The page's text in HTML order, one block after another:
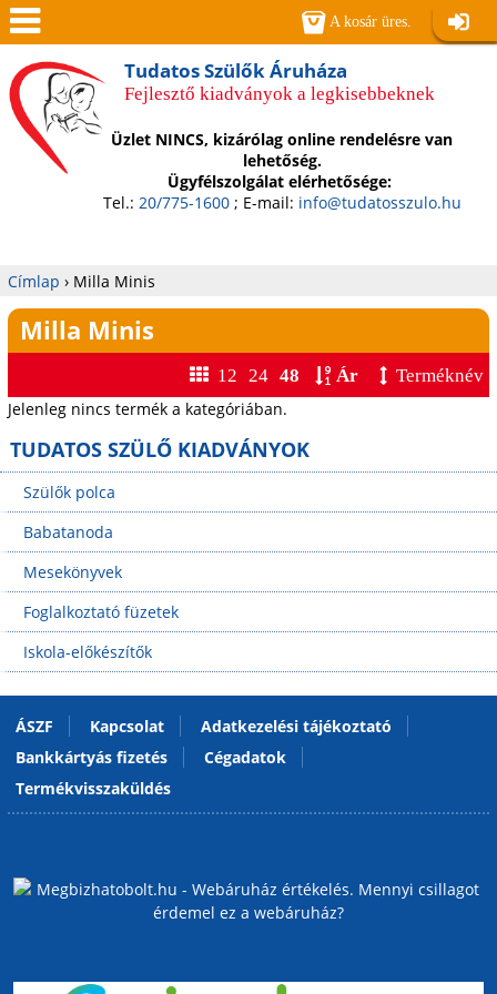
Jump to navigation
Tudatos Szülők Áruháza
Fejlesztő kiadványok a legkisebbeknek
Üzlet NINCS, kizárólag online rendelésre van
lehetőség.
Ügyfélszolgálat elérhetősége:
Tel.: 20/775-1600; E-mail: info@tudatosszulo.hu
Jelenlegi
hely
Címlap › Milla Minis
Milla Minis
12 24 48 Ár
Terméknév
Jelenleg nincs termék a kategóriában.
A kosár üres.
Men
ü
TUDATOS SZÜLŐ KIADVÁNYOK
Szülők polca
Babatanoda
Mesekönyvek
Foglalkoztató füzetek
Iskola-előkészítők
ÁSZF Kapcsolat
Adatkezelési tájékoztató
Bankkártyás fizetés
Cégadatok
Termékvisszaküldés